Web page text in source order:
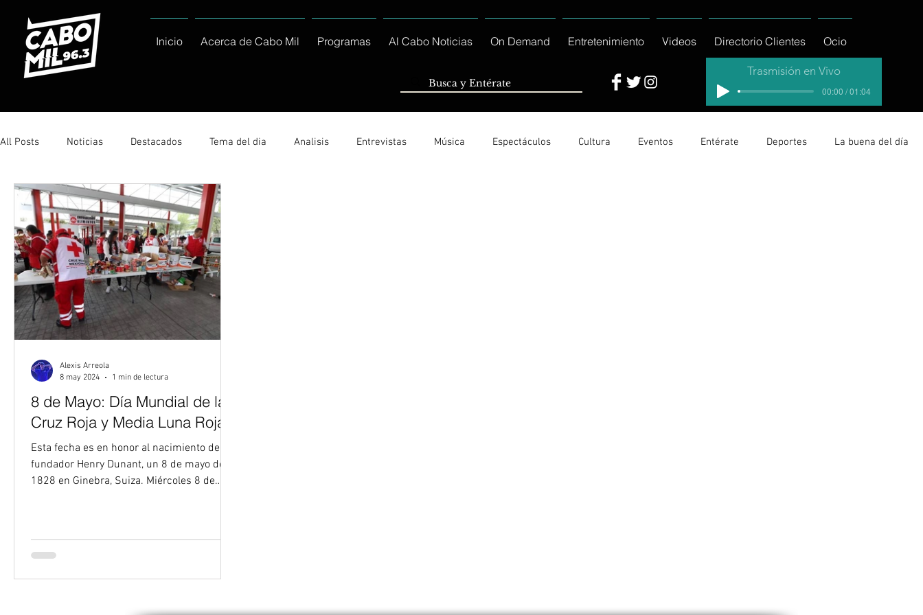
Inicio Acerca de Cabo Mil Programas Al Cabo Noticias On Demand Entretenimiento Videos Directorio Clientes Ocio
Trasmisión en Vivo
00:00 / 01:04
All Posts Noticias Destacados Tema del dia Analisis Entrevistas Música Espectáculos Cultura Eventos Entérate Deportes La buena del día
Sólo Tránsito Local Reportajes Especiales Al Cabo Notic
Servicio Social
8 de Mayo: Día Mundial de la
Cruz Roja y Media Luna Roja
Esta fecha es en honor al nacimiento de su
fundador Henry Dunant, un 8 de mayo de
1828 en Ginebra, Suiza. Miércoles 8 de
Alexis Arreola
8 may 2024
1 min de lectura